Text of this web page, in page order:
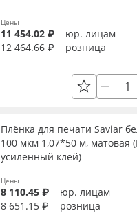
Цены
11 454.02 ₽
юр. лицам
12 464.66 ₽
розница
Плёнка для печати Saviar
100 мкм 1,07*50 м, матовая
усиленный клей)
Цены
8 110.45 ₽
юр. лицам
8 651.15 ₽
розница